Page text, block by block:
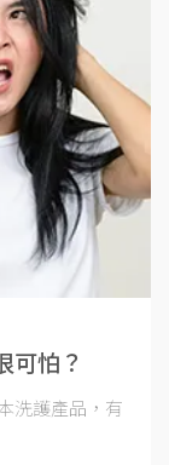
可怕？
洗護產品，有